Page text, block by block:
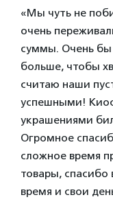
«Мы чуть не
очень
суммы. Очень бы
больше, чтобы
считаю наши
успешными!
украшениями
Огромное
сложное время
товары, спасибо
время и свои